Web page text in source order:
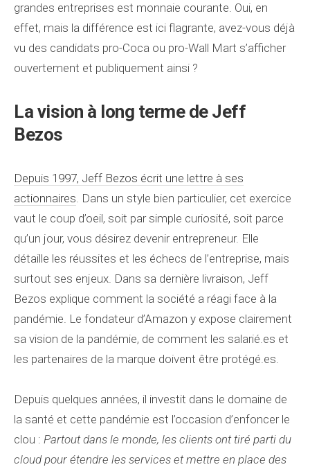
grandes entreprises est monnaie courante. Oui, en
effet, mais la différence est ici flagrante, avez-vous déjà
vu des candidats pro-Coca ou pro-Wall Mart s’afficher
ouvertement et publiquement ainsi ?
La vision à long terme de Jeff
Bezos
Depuis 1997, Jeff Bezos écrit une lettre à ses
actionnaires. Dans un style bien particulier, cet exercice
vaut le coup d’oeil, soit par simple curiosité, soit parce
qu’un jour, vous désirez devenir entrepreneur. Elle
détaille les réussites et les échecs de l’entreprise, mais
surtout ses enjeux. Dans sa dernière livraison, Jeff
Bezos explique comment la société a réagi face à la
pandémie. Le fondateur d’Amazon y expose clairement
sa vision de la pandémie, de comment les salarié.es et
les partenaires de la marque doivent être protégé.es.
Depuis quelques années, il investit dans le domaine de
la santé et cette pandémie est l’occasion d’enfoncer le
clou : Partout dans le monde, les clients ont tiré parti du
cloud pour étendre les services et mettre en place des